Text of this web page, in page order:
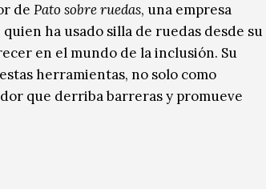
de Pato sobre ruedas, una empresa
ha usado silla de ruedas desde su
en el mundo de la inclusión. Su
herramientas, no solo como
que derriba barreras y promueve